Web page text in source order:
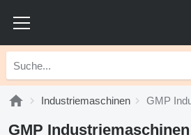
Industriemaschinen GMP
GMP Industriemaschinen